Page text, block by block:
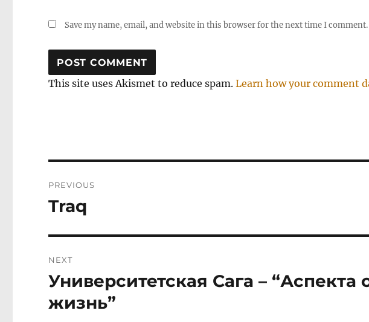
Save my name, email, and website in this browser for the next time I comment.
This site uses Akismet to reduce spam.Learn how your comment
navigation
PREVIOUS
Previous
Traq
NEXT
Next
Университетская Сага – “Аспекта
жизнь”